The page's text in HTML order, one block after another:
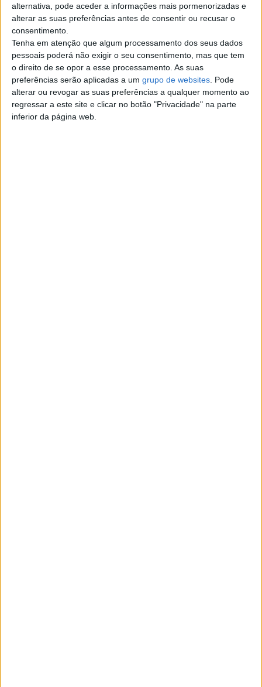
alternativa, pode aceder a informações mais pormenorizadas e
alterar as suas preferências antes de consentir ou recusar o
consentimento.
Tenha em atenção que algum processamento dos seus dados
pessoais poderá não exigir o seu consentimento, mas que tem
o direito de se opor a esse processamento. As suas
preferências serão aplicadas a um grupo de websites . Pode
alterar ou revogar as suas preferências a qualquer momento ao
regressar a este site e clicar no botão "Privacidade" na parte
inferior da página web.
momento repleto de caricias
e carinho, calma .Amo um
per
…feito,69 minete, acessórios,
muita malandriçe.Vêm desfrutar de
momentos de entrega e prazer…
Leiria › Caldas da Rainha